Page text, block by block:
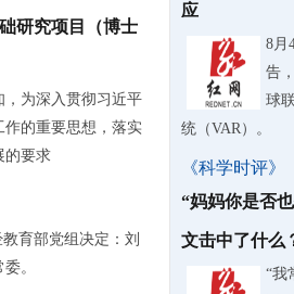
研究项目（博士
为深入贯彻习近平
的重要思想，落实
的要求
育部党组决定：刘
。
应
8月
告
球
统（VAR）。
《科学时评》
“妈妈你是否
文击中了什么
“我